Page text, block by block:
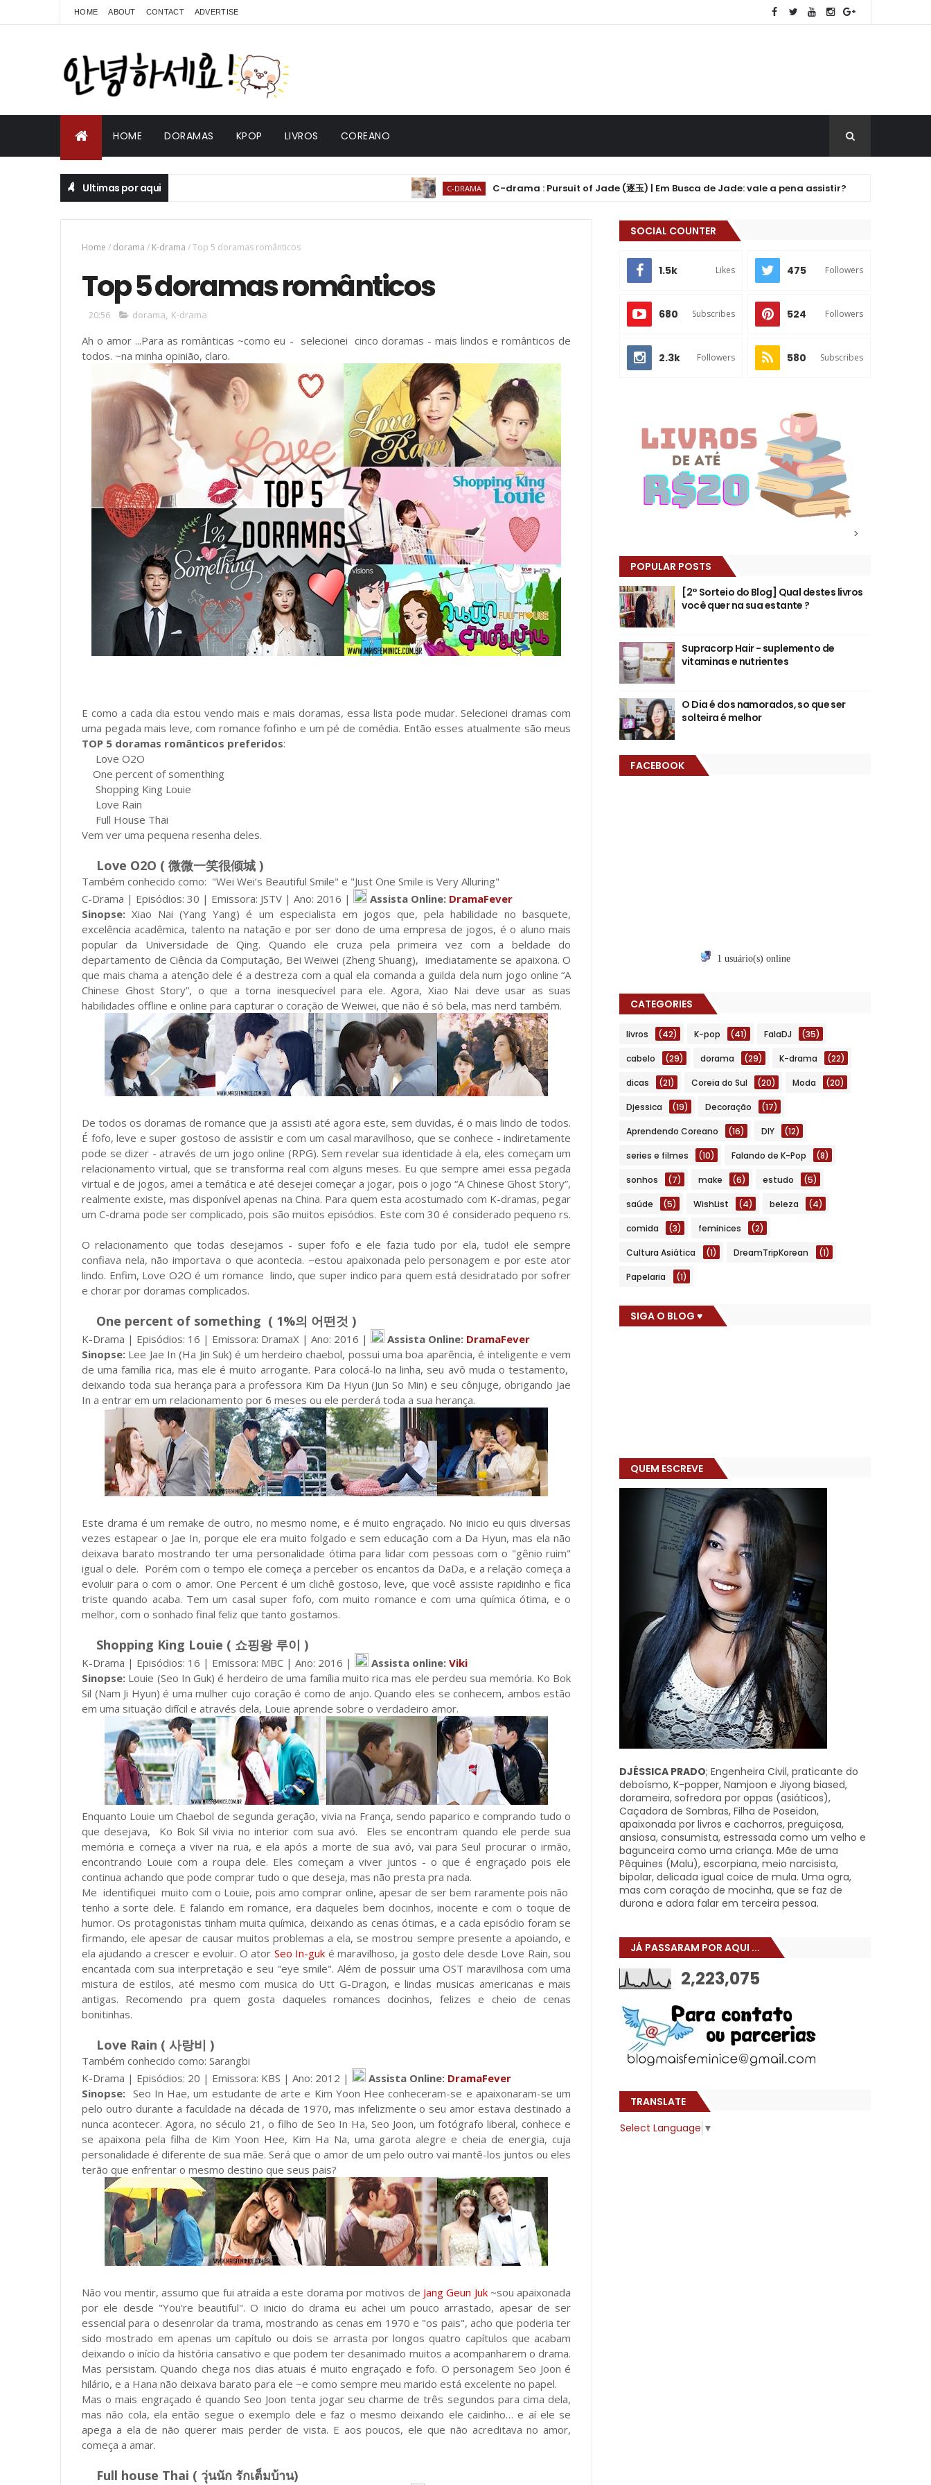
HOME ABOUT CONTACT ADVERTISE
HOME DORAMAS KPOP LIVROS COREANO
Ultimas por aqui C-DRAMA C-drama : Pursuit of Jade (逐玉) | Em Busca de Jade: vale a pena assistir?
Home / dorama / K-drama /Top 5 doramas românticos
Top 5 doramas românticos
20:56 dorama, K-drama
Ah o amor ...Para as românticas ~como eu - selecionei cinco doramas - mais lindos e românticos de
todos. ~na minha opinião, claro.
E como a cada dia estou vendo mais e mais doramas, essa lista pode mudar. Selecionei dramas com
uma pegada mais leve, com romance fofinho e um pé de comédia. Então esses atualmente são meus
TOP 5 doramas românticos preferidos:
Love O2O
One percent of somenthing
Shopping King Louie
Love Rain
Full House Thai
Vem ver uma pequena resenha deles.
Love O2O ( 微微一笑很倾城 )
Também conhecido como: "Wei Wei’s Beautiful Smile" e "Just One Smile is Very Alluring"
C-Drama | Episódios: 30 | Emissora: JSTV | Ano: 2016 |
Assista Online: DramaFever
Sinopse: Xiao Nai (Yang Yang) é um especialista em jogos que, pela habilidade no basquete,
excelência acadêmica, talento na natação e por ser dono de uma empresa de jogos, é o aluno mais
popular da Universidade de Qing. Quando ele cruza pela primeira vez com a beldade do
departamento de Ciência da Computação, Bei Weiwei (Zheng Shuang), imediatamente se apaixona. O
que mais chama a atenção dele é a destreza com a qual ela comanda a guilda dela num jogo online “A
Chinese Ghost Story”, o que a torna inesquecível para ele. Agora, Xiao Nai deve usar as suas
habilidades offline e online para capturar o coração de Weiwei, que não é só bela, mas nerd também.
De todos os doramas de romance que ja assisti até agora este, sem duvidas, é o mais lindo de todos.
É fofo, leve e super gostoso de assistir e com um casal maravilhoso, que se conhece - indiretamente
pode se dizer - através de um jogo online (RPG). Sem revelar sua identidade à ela, eles começam um
relacionamento virtual, que se transforma real com alguns meses. Eu que sempre amei essa pegada
virtual e de jogos, amei a temática e até desejei começar a jogar, pois o jogo “A Chinese Ghost Story”,
realmente existe, mas disponível apenas na China. Para quem esta acostumado com K-dramas, pegar
um C-drama pode ser complicado, pois são muitos episódios. Este com 30 é considerado pequeno rs.
O relacionamento que todas desejamos - super fofo e ele fazia tudo por ela, tudo! ele sempre
confiava nela, não importava o que acontecia. ~estou apaixonada pelo personagem e por este ator
lindo. Enfim, Love O2O é um romance lindo, que super indico para quem está desidratado por sofrer
e chorar por doramas complicados.
One percent of something ( 1%의 어떤것 )
K-Drama | Episódios: 16 | Emissora: DramaX | Ano: 2016 | Assista Online: DramaFever
Sinopse: Lee Jae In (Ha Jin Suk) é um herdeiro chaebol, possui uma boa aparência, é inteligente e vem
de uma família rica, mas ele é muito arrogante. Para colocá-lo na linha, seu avô muda o testamento,
deixando toda sua herança para a professora Kim Da Hyun (Jun So Min) e seu cônjuge, obrigando Jae
In a entrar em um relacionamento por 6 meses ou ele perderá toda a sua herança.
Este drama é um remake de outro, no mesmo nome, e é muito engraçado. No inicio eu quis diversas
vezes estapear o Jae In, porque ele era muito folgado e sem educação com a Da Hyun, mas ela não
deixava barato mostrando ter uma personalidade ótima para lidar com pessoas com o "gênio ruim"
igual o dele. Porém com o tempo ele começa a perceber os encantos da DaDa, e a relação começa a
evoluir para o com o amor. One Percent é um clichê gostoso, leve, que você assiste rapidinho e fica
triste quando acaba. Tem um casal super fofo, com muito romance e com uma química ótima, e o
melhor, com o sonhado final feliz que tanto gostamos.
Shopping King Louie ( 쇼핑왕 루이 )
K-Drama | Episódios: 16 | Emissora: MBC | Ano: 2016 | Assista online: Viki
Sinopse: Louie (Seo In Guk) é herdeiro de uma família muito rica mas ele perdeu sua memória. Ko Bok
Sil (Nam Ji Hyun) é uma mulher cujo coração é como de anjo. Quando eles se conhecem, ambos estão
em uma situação difícil e através dela, Louie aprende sobre o verdadeiro amor.
Enquanto Louie um Chaebol de segunda geração, vivia na França, sendo paparico e comprando tudo o
que desejava, Ko Bok Sil vivia no interior com sua avó. Eles se encontram quando ele perde sua
memória e começa a viver na rua, e ela após a morte de sua avó, vai para Seul procurar o irmão,
encontrando Louie com a roupa dele. Eles começam a viver juntos - o que é engraçado pois ele
continua achando que pode comprar tudo o que deseja, mas não presta pra nada.
Me identifiquei muito com o Louie, pois amo comprar online, apesar de ser bem raramente pois não
tenho a sorte dele. E falando em romance, era daqueles bem docinhos, inocente e com o toque de
humor. Os protagonistas tinham muita química, deixando as cenas ótimas, e a cada episódio foram se
firmando, ele apesar de causar muitos problemas a ela, se mostrou sempre presente a apoiando, e
ela ajudando a crescer e evoluir. O ator Seo In-guk é maravilhoso, ja gosto dele desde Love Rain, sou
encantada com sua interpretação e seu "eye smile". Além de possuir uma OST maravilhosa com uma
mistura de estilos, até mesmo com musica do Utt G-Dragon, e lindas musicas americanas e mais
antigas. Recomendo pra quem gosta daqueles romances docinhos, felizes e cheio de cenas
bonitinhas.
Love Rain ( 사랑비 )
Também conhecido como: Sarangbi
K-Drama | Episódios: 20 | Emissora: KBS | Ano: 2012 |
Assista Online: DramaFever
Sinopse: Seo In Hae, um estudante de arte e Kim Yoon Hee conheceram-se e apaixonaram-se um
pelo outro durante a faculdade na década de 1970, mas infelizmente o seu amor estava destinado a
nunca acontecer. Agora, no século 21, o filho de Seo In Ha, Seo Joon, um fotógrafo liberal, conhece e
se apaixona pela filha de Kim Yoon Hee, Kim Ha Na, uma garota alegre e cheia de energia, cuja
personalidade é diferente de sua mãe. Será que o amor de um pelo outro vai mantê-los juntos ou eles
terão que enfrentar o mesmo destino que seus pais?
Não vou mentir, assumo que fui atraída a este dorama por motivos de Jang Geun Juk~sou apaixonada
por ele desde "You're beautiful". O inicio do drama eu achei um pouco arrastado, apesar de ser
essencial para o desenrolar da trama, mostrando as cenas em 1970 e "os pais", acho que poderia ter
sido mostrado em apenas um capítulo ou dois se arrasta por longos quatro capítulos que acabam
deixando o início da história cansativo e que podem ter desanimado muitos a acompanharem o drama.
Mas persistam. Quando chega nos dias atuais é muito engraçado e fofo. O personagem Seo Joon é
hilário, e a Hana não deixava barato para ele ~e como sempre meu marido está excelente no papel.
Mas o mais engraçado é quando Seo Joon tenta jogar seu charme de três segundos para cima dela,
mas não cola, ela então segue o exemplo dele e faz o mesmo deixando ele caidinho… e aí ele se
apega a ela de não querer mais perder de vista. E aos poucos, ele que não acreditava no amor,
começa a amar.
Full house Thai ( วุ่นนัก รักเต็มบ้าน)
SOCIAL COUNTER
1.5k Likes 475 Followers
680 Subscribes 524 Followers
2.3k Followers 580 Subscribes
>
POPULAR POSTS
[2° Sorteio do Blog] Qual destes livros
você quer na sua estante ?
Supracorp Hair - suplemento de
vitaminas e nutrientes
O Dia é dos namorados, so que ser
solteira é melhor
FACEBOOK
1 usuário(s) online
CATEGORIES
livros (42) K-pop (41) FalaDJ (35)
cabelo (29) dorama (29) K-drama (22)
dicas (21) Coreia do Sul (20) Moda (20)
Djessica (19) Decoração (17)
Aprendendo Coreano (16) DIY (12)
series e filmes (10) Falando de K-Pop (8)
sonhos (7) make (6) estudo (5)
saúde (5) WishList (4) beleza (4)
comida (3) feminices (2)
Cultura Asiática (1) DreamTripKorean (1)
Papelaria (1)
SIGA O BLOG ♥
QUEM ESCREVE
DJÉSSICA PRADO; Engenheira Civil, praticante do
deboísmo, K-popper, Namjoon e Jiyong biased,
dorameira, sofredora por oppas (asiáticos),
Caçadora de Sombras, Filha de Poseidon,
apaixonada por livros e cachorros, preguiçosa,
ansiosa, consumista, estressada como um velho e
bagunceira como uma criança. Mãe de uma
Pêquines (Malu), escorpiana, meio narcisista,
bipolar, delicada igual coice de mula. Uma ogra,
mas com coração de mocinha, que se faz de
durona e adora falar em terceira pessoa.
JÁ PASSARAM POR AQUI ...
2,223,075
TRANSLATE
Select Language ▼